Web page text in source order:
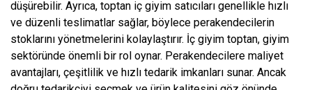
düşürebilir. Ayrıca, toptan iç giyim satıcıları genellikle hızlı
ve düzenli teslimatlar sağlar, böylece perakendecilerin
stoklarını yönetmelerini kolaylaştırır. İç giyim toptan, giyim
sektöründe önemli bir rol oynar. Perakendecilere maliyet
avantajları, çeşitlilik ve hızlı tedarik imkanları sunar. Ancak